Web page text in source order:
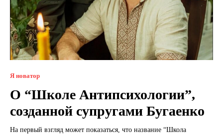
Я новатор
О “Школе Антипсихологии”,
созданной супругами Бугаенко
На первый взгляд может показаться, что название “Школа